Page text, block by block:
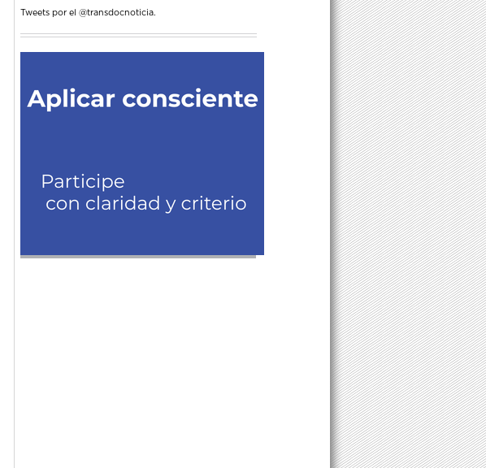
Tweets por el @transdocnoticia.